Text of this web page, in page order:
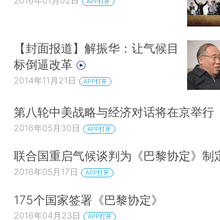
【封面报道】解振华：让气候目
标倒逼改革
2014年11月21日 APP打开
第八轮中美战略与经济对话将在京举行
2016年05月30日 APP打开
联合国重启气候谈判为《巴黎协定》制
2016年05月17日 APP打开
175个国家签署《巴黎协定》
2016年04月23日 APP打开